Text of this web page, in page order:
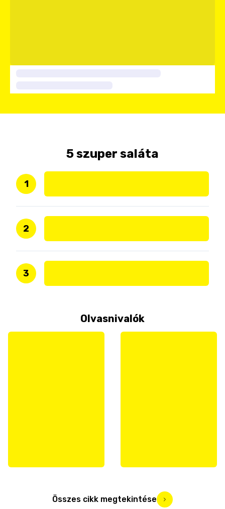
5 szuper saláta
1
2
3
Olvasnivalók
Összes cikk megtekintése